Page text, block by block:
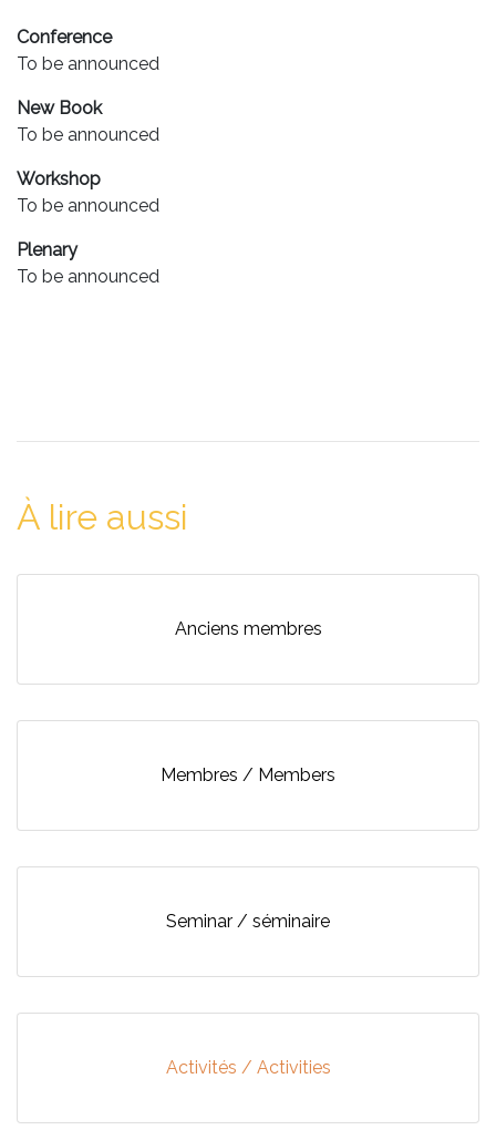
Conference
To be announced
New Book
To be announced
Workshop
To be announced
Plenary
To be announced
À lire aussi
Anciens membres
Membres / Members
Seminar / séminaire
Activités / Activities